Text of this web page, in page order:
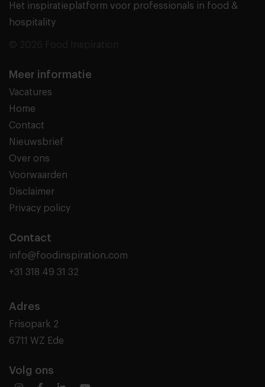
Het inspiratieplatform voor professionals in food &
hospitality
Meer informatie
Vacatures
Home
Contact
Nieuwsbrief
Over ons
Voorwaarden
Disclaimer
Privacy policy
Contact
info@foodinspiration.com
+31 318 49 31 32
Adres
Frisopark 2
6711 WZ Ede
Volg ons